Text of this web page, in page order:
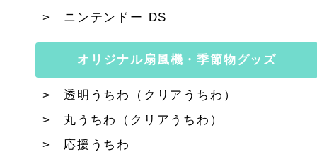
ニンテンドー DS
オリジナル扇風機・季節物グッズ
透明うちわ（クリアうちわ）
丸うちわ（クリアうちわ）
応援うちわ